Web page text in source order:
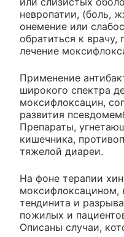
невропатии, (боль,
онемение или
обратиться к
лечение
Применение
широкого спектра
моксифлоксацин,
развития
Препараты,
кишечника,
тяжелой диареи.
На фоне терапии
моксифлоксацином,
тендинита и
пожилых и
Описаны случаи,